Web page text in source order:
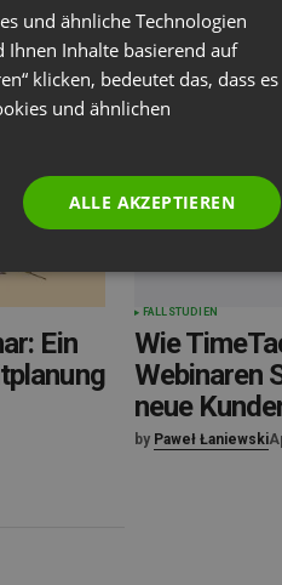
Ein
FALLSTUDIEN
Wie
Webinaren
neue
by Paweł Łaniewski
ENGLISH
FRENCH
RUSSIAN
SPANISH
ITALIAN
und ähnliche Technologien
Inhalte basierend auf
klicken, bedeutet das, dass es
und ähnlichen
ALLE AKZEPTIEREN